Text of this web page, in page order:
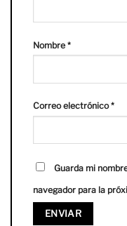
Nombre *
Correo electrónico*
Guarda mi
navegador para la